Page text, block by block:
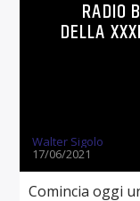
RADIO
DELLA
Walter Sigolo
17/06/2021
Comincia oggi